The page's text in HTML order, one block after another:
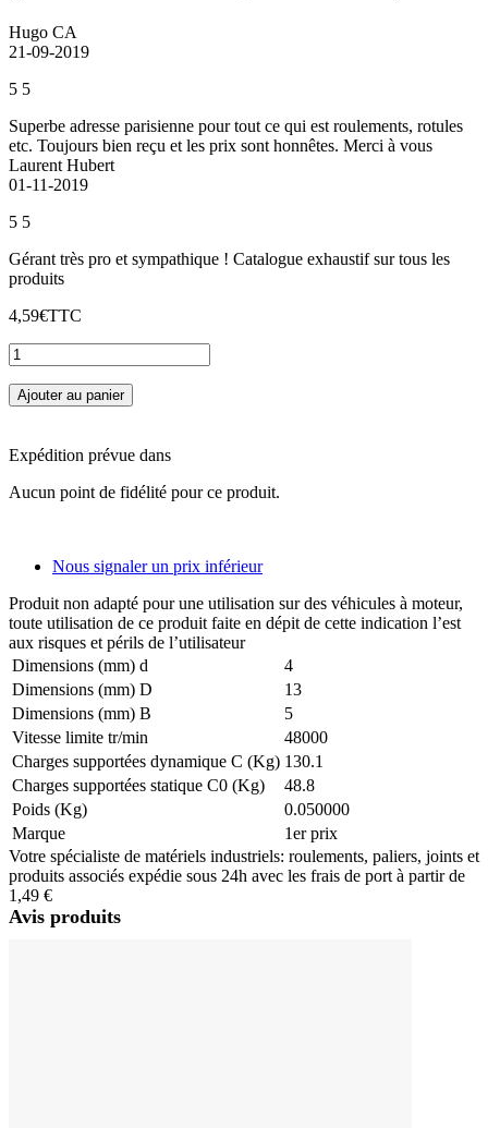
Hugo CA
21-09-2019
5 5
Superbe adresse parisienne pour tout ce qui est roulements, rotules
etc. Toujours bien reçu et les prix sont honnêtes. Merci à vous
Laurent Hubert
01-11-2019
5 5
Gérant très pro et sympathique ! Catalogue exhaustif sur tous les
produits
4,59€TTC
Ajouter au panier
Expédition prévue dans
Aucun point de fidélité pour ce produit.
Nous signaler un prix inférieur
Produit non adapté pour une utilisation sur des véhicules à moteur,
toute utilisation de ce produit faite en dépit de cette indication l’est
aux risques et périls de l’utilisateur
Dimensions (mm) d
4
Dimensions (mm) D
13
Dimensions (mm) B
5
Vitesse limite tr/min
48000
Charges supportées dynamique C (Kg) 130.1
Charges supportées statique C0 (Kg)
48.8
Poids (Kg)
0.050000
Marque
1er prix
Votre spécialiste de matériels industriels: roulements, paliers, joints et
produits associés expédie sous 24h avec les frais de port à partir de
1,49 €
Avis produits